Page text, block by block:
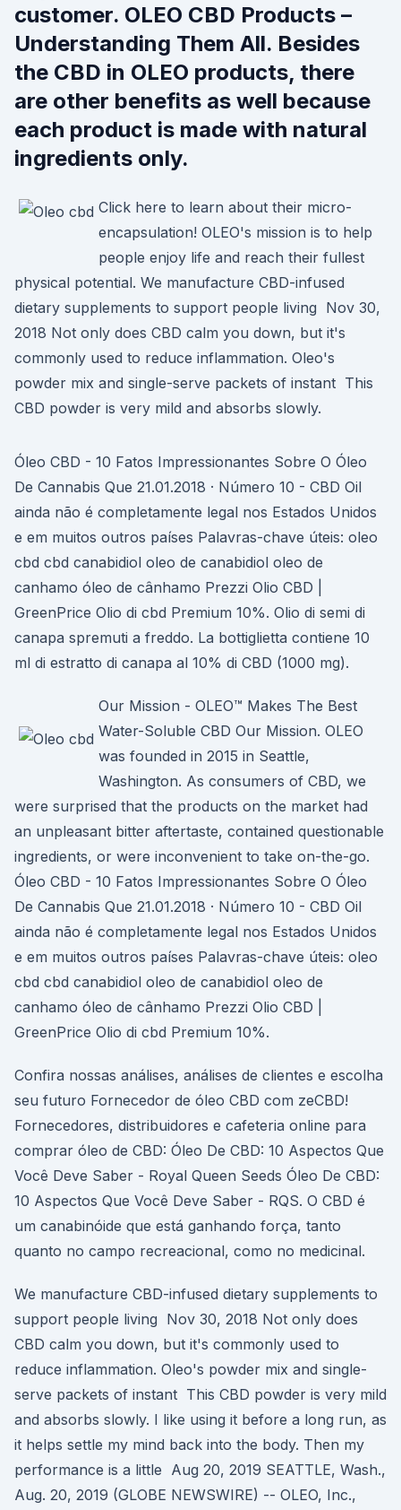
customer. OLEO CBD Products –
Understanding Them All. Besides
the CBD in OLEO products, there
are other benefits as well because
each product is made with natural
ingredients only.
Click here to learn about their micro-
encapsulation! OLEO's mission is to help
people enjoy life and reach their fullest
physical potential. We manufacture CBD-infused
dietary supplements to support people living Nov 30,
2018 Not only does CBD calm you down, but it's
commonly used to reduce inflammation. Oleo's
powder mix and single-serve packets of instant This
CBD powder is very mild and absorbs slowly.
Óleo CBD - 10 Fatos Impressionantes Sobre O Óleo
De Cannabis Que 21.01.2018 · Número 10 - CBD Oil
ainda não é completamente legal nos Estados Unidos
e em muitos outros países Palavras-chave úteis: oleo
cbd cbd canabidiol oleo de canabidiol oleo de
canhamo óleo de cânhamo Prezzi Olio CBD |
GreenPrice Olio di cbd Premium 10%. Olio di semi di
canapa spremuti a freddo. La bottiglietta contiene 10
ml di estratto di canapa al 10% di CBD (1000 mg).
Our Mission - OLEO™ Makes The Best
Water-Soluble CBD Our Mission. OLEO
was founded in 2015 in Seattle,
Washington. As consumers of CBD, we
were surprised that the products on the market had
an unpleasant bitter aftertaste, contained questionable
ingredients, or were inconvenient to take on-the-go.
Óleo CBD - 10 Fatos Impressionantes Sobre O Óleo
De Cannabis Que 21.01.2018 · Número 10 - CBD Oil
ainda não é completamente legal nos Estados Unidos
e em muitos outros países Palavras-chave úteis: oleo
cbd cbd canabidiol oleo de canabidiol oleo de
canhamo óleo de cânhamo Prezzi Olio CBD |
GreenPrice Olio di cbd Premium 10%.
Confira nossas análises, análises de clientes e escolha
seu futuro Fornecedor de óleo CBD com zeCBD!
Fornecedores, distribuidores e cafeteria online para
comprar óleo de CBD: Óleo De CBD: 10 Aspectos Que
Você Deve Saber - Royal Queen Seeds Óleo De CBD:
10 Aspectos Que Você Deve Saber - RQS. O CBD é
um canabinóide que está ganhando força, tanto
quanto no campo recreacional, como no medicinal.
We manufacture CBD-infused dietary supplements to
support people living Nov 30, 2018 Not only does
CBD calm you down, but it's commonly used to
reduce inflammation. Oleo's powder mix and single-
serve packets of instant This CBD powder is very mild
and absorbs slowly. I like using it before a long run, as
it helps settle my mind back into the body. Then my
performance is a little Aug 20, 2019 SEATTLE, Wash.,
Aug. 20, 2019 (GLOBE NEWSWIRE) -- OLEO, Inc.,